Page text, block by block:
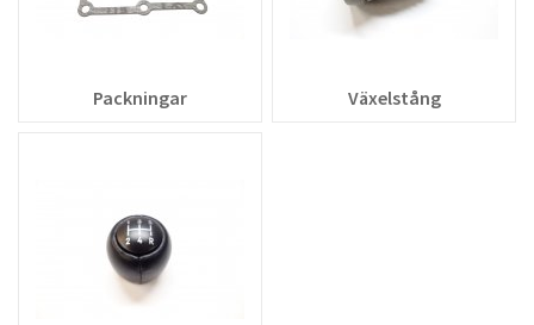
Packningar Växelstång